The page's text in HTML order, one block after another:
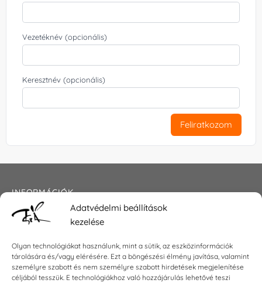
Adatvédelmi beállítások
kezelése
Olyan technológiákat használunk, mint a sütik, az eszközinformációk
tárolására és/vagy elérésére. Ezt a böngészési élmény javítása, valamint
személyre szabott és nem személyre szabott hirdetések megjelenítése
céljából tesszük. E technológiákhoz való hozzájárulás lehetővé teszi
Vezetéknév (opcionális)
Keresztnév (opcionális)
Feliratkozom
INFORMÁCIÓK
Általános szerződési feltételek
Impresszum